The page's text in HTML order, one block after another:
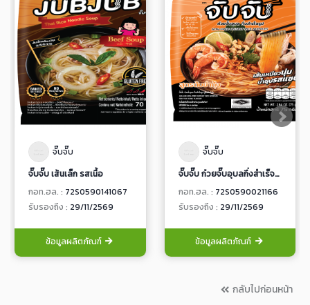
จั๊บจั๊บ
จั๊บจั๊บ เส้นเล็ก รสเนื้อ
กอท.ฮล. : 72S0590141067
รับรองถึง : 29/11/2569
ข้อมูลผลิตภัณฑ์
จั๊บจั๊บ
จั๊บจั๊บ ก๋วยจั๊บอุบลกึ่งสำเร็จรูป สูตรต้มยำกุ้ง
กอท.ฮล. : 72S0590021166
รับรองถึง : 29/11/2569
ข้อมูลผลิตภัณฑ์
กลับไปก่อนหน้า